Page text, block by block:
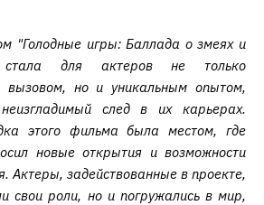
"Голодные игры: Баллада о змеях и
стала для актеров не только
вызовом, но и уникальным опытом,
след в их карьерах.
этого фильма была местом, где
новые открытия и возможности
Актеры, задействованные в проекте,
свои роли, но и погружались в мир,